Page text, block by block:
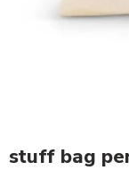
stuff bag